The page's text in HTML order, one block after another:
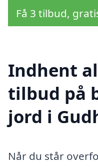
Få 3 tilbud,
Indhent
tilbud på
jord i
Når du står